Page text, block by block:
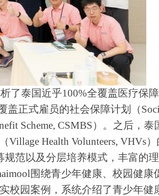
析了泰国近乎100%全覆盖医疗保
正式雇员的社会保障计划（
Scheme, CSMBS）。之后，
Village Health Volunteers, VHVs
范以及分层培养模式，丰富的
围绕青少年健康、校园健
校园案例，系统介绍了青少年健